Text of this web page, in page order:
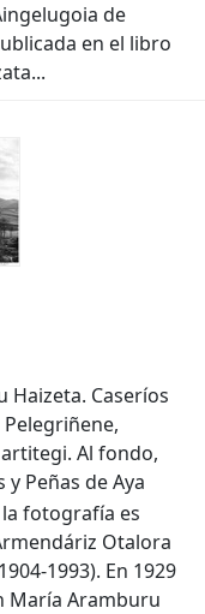
de
en el libro
Haizeta. Caseríos
Al fondo,
y Peñas de Aya
fotografía es
Otalora
1993). En 1929
María Aramburu